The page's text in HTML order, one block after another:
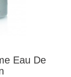
Eau De